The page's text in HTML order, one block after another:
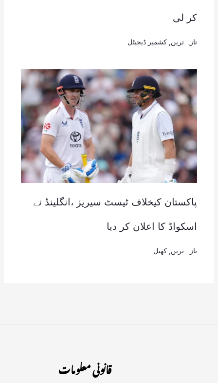
کر لی
تازہ ترین کشمیر ڈیجیٹل
پاکستان کیخلاف ٹیسٹ سیریز ،انگلینڈ نے
اسکواڈ کا اعلان کر دیا
تازہ ترین کھیل
قانونی معلومات